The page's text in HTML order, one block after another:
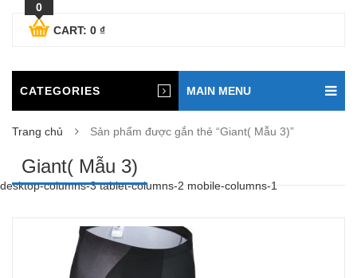
0
CART: 0 ₫
CATEGORIES MAIN MENU
Trang chủ Sản phẩm được gắn thẻ “Giant( Mẫu 3)”
Giant( Mẫu 3)
desktop-columns-3 tablet-columns-2 mobile-columns-1